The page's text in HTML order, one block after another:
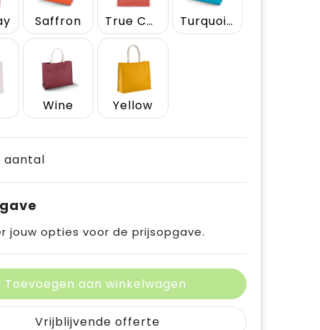
Saffron True Coral Turquoise
Wine Yellow
aantal
jouw opties voor de prijsopgave.
Toevoegen aan winkelwagen
Vrijblijvende offerte